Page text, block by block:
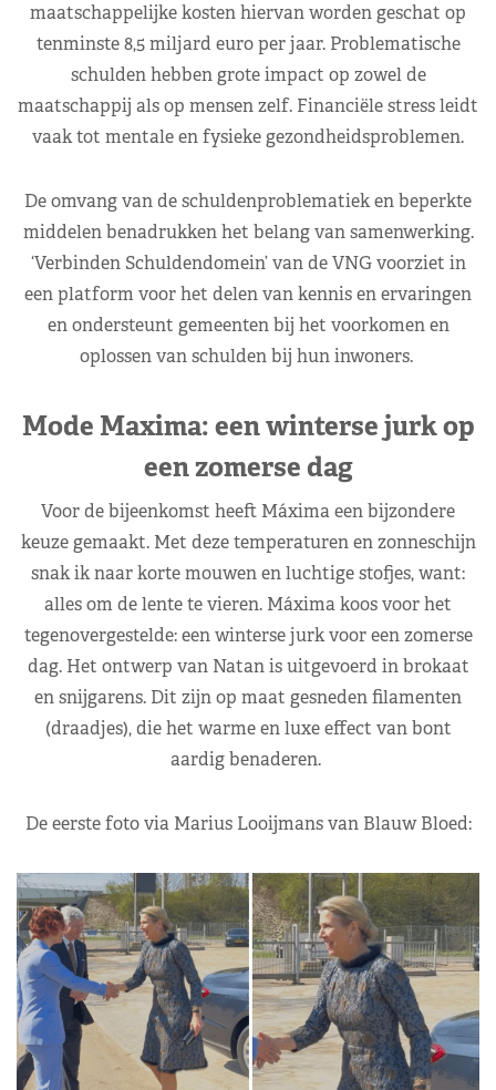
maatschappelijke kosten hiervan worden geschat op
tenminste 8,5 miljard euro per jaar. Problematische
schulden hebben grote impact op zowel de
maatschappij als op mensen zelf. Financiële stress leidt
vaak tot mentale en fysieke gezondheidsproblemen.
De omvang van de schuldenproblematiek en beperkte
middelen benadrukken het belang van samenwerking.
‘Verbinden Schuldendomein’ van de VNG voorziet in
een platform voor het delen van kennis en ervaringen
en ondersteunt gemeenten bij het voorkomen en
oplossen van schulden bij hun inwoners.
Mode Maxima: een winterse jurk op
een zomerse dag
Voor de bijeenkomst heeft Máxima een bijzondere
keuze gemaakt. Met deze temperaturen en zonneschijn
snak ik naar korte mouwen en luchtige stofjes, want:
alles om de lente te vieren. Máxima koos voor het
tegenovergestelde: een winterse jurk voor een zomerse
dag. Het ontwerp van Natan is uitgevoerd in brokaat
en snijgarens. Dit zijn op maat gesneden filamenten
(draadjes), die het warme en luxe effect van bont
aardig benaderen.
De eerste foto via Marius Looijmans van Blauw Bloed: